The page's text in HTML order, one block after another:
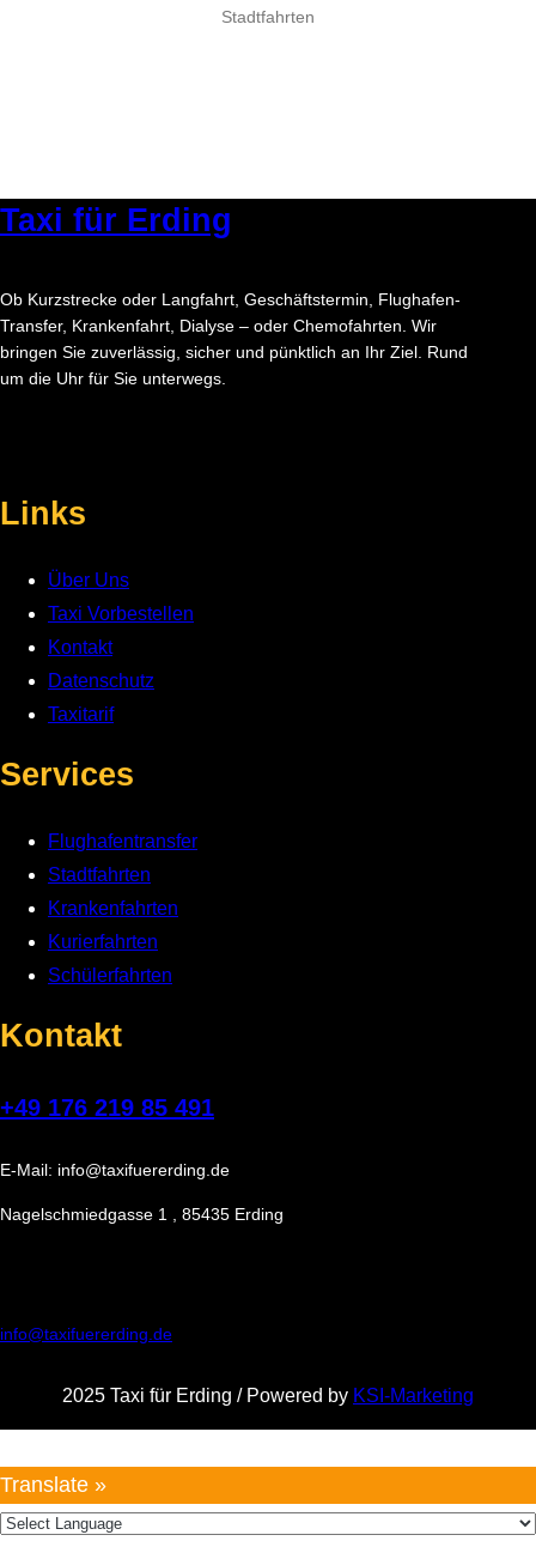
Stadtfahrten
Taxi für Erding
Ob Kurzstrecke oder Langfahrt, Geschäftstermin, Flughafen-
Transfer, Krankenfahrt, Dialyse – oder Chemofahrten. Wir
bringen Sie zuverlässig, sicher und pünktlich an Ihr Ziel. Rund
um die Uhr für Sie unterwegs.
Links
Über Uns
Taxi Vorbestellen
Kontakt
Datenschutz
Taxitarif
Services
Flughafentransfer
Stadtfahrten
Krankenfahrten
Kurierfahrten
Schülerfahrten
Kontakt
+49 176 219 85 491
E-Mail: info@taxifuererding.de
Nagelschmiedgasse 1 , 85435 Erding
info@taxifuererding.de
2025 Taxi für Erding / Powered by KSI-Marketing
Translate »